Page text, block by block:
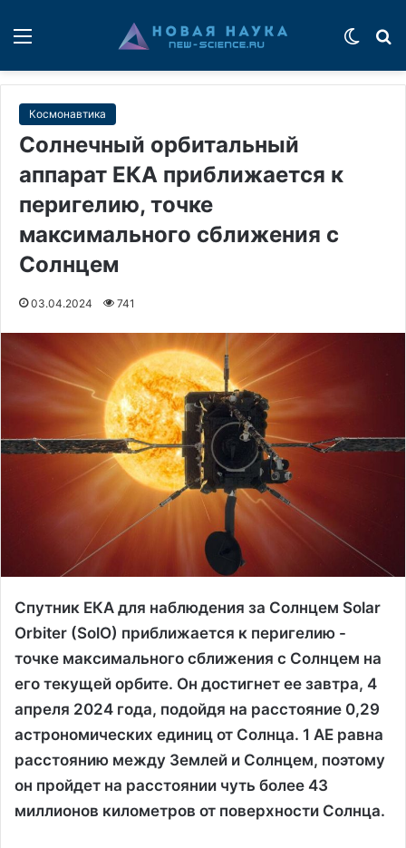
Космонавтика
Солнечный орбитальный
аппарат ЕКА приближается к
перигелию, точке
максимального сближения с
Солнцем
03.04.2024 741
Спутник ЕКА для наблюдения за Солнцем Solar
Orbiter (SolO) приближается к перигелию -
точке максимального сближения с Солнцем на
его текущей орбите. Он достигнет ее завтра, 4
апреля 2024 года, подойдя на расстояние 0,29
астрономических единиц от Солнца. 1 АЕ равна
расстоянию между Землей и Солнцем, поэтому
он пройдет на расстоянии чуть более 43
миллионов километров от поверхности Солнца.